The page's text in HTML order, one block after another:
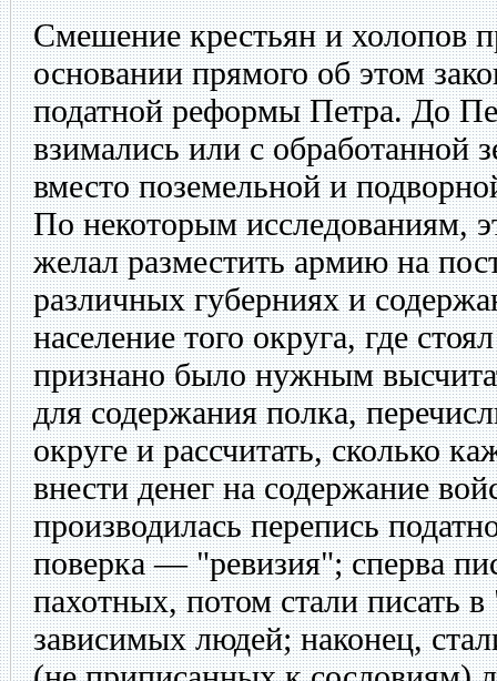
Смешение крестьян и холопов
основании прямого об этом
податной реформы Петра. До
взимались или с обработанной
вместо поземельной и
По некоторым исследованиям,
желал разместить армию на
различных губерниях и
население того округа, где
признано было нужным
для содержания полка,
округе и рассчитать, сколько
внести денег на содержание
производилась перепись
поверка — "ревизия"; сперва
пахотных, потом стали писать
зависимых людей; наконец,